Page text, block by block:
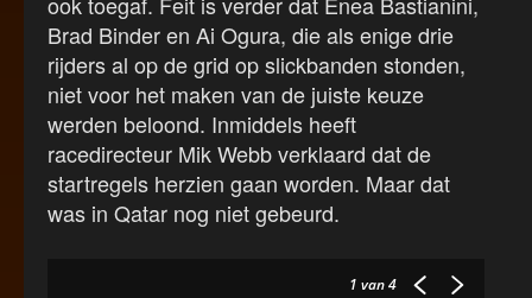
Brad Binder en Ai Ogura, die als enige drie
rijders al op de grid op slickbanden stonden,
niet voor het maken van de juiste keuze
werden beloond. Inmiddels heeft
racedirecteur Mik Webb verklaard dat de
startregels herzien gaan worden. Maar dat
was in Qatar nog niet gebeurd.
1 van 4